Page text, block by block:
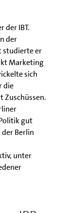
der IBT.
der
studierte er
Marketing
sich
die
Zuschüssen.
gut
Berlin
unter